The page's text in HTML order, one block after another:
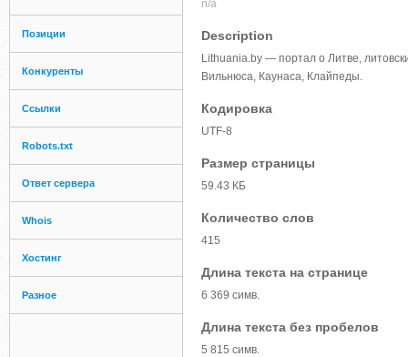
Позиции
Конкуренты
Ссылки
Robots.txt
Ответ сервера
Whois
Хостинг
Разное
n/a
Description
Lithuania.by — портал о Литве,
Вильнюса, Каунаса, Клайпеды.
Кодировка
UTF-8
Размер страницы
59.43 КБ
Количество слов
415
Длина текста на странице
6 369 симв.
Длина текста без пробелов
5 815 симв.